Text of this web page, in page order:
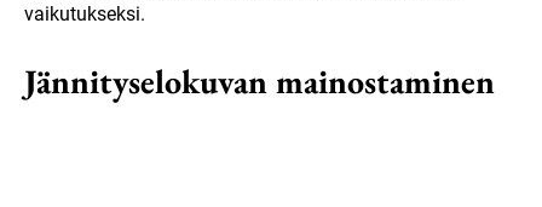
vaikutukseksi.
Jännityselokuvan mainostaminen